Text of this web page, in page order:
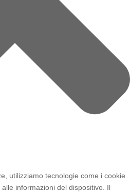
utilizziamo tecnologie come i cookie
informazioni del dispositivo. Il